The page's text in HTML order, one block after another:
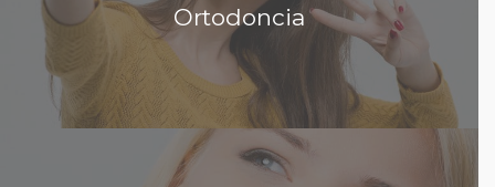
Ortodoncia
Leer más...